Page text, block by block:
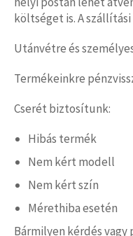
költséget is. A
Utánvétre és
Termékeinkre
Cserét biztosítunk:
Hibás termék
Nem kért modell
Nem kért szín
Mérethiba esetén
Bármilyen kérdés